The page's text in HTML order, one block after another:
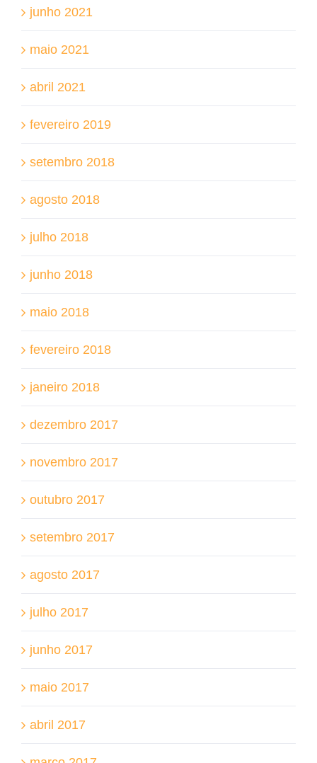
junho 2021
maio 2021
abril 2021
fevereiro 2019
setembro 2018
agosto 2018
julho 2018
junho 2018
maio 2018
fevereiro 2018
janeiro 2018
dezembro 2017
novembro 2017
outubro 2017
setembro 2017
agosto 2017
julho 2017
junho 2017
maio 2017
abril 2017